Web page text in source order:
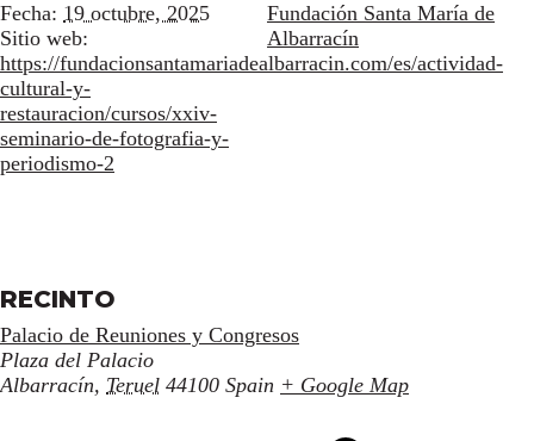
Fecha: 19 octubre, 2025
Sitio web:
https://fundacionsantamariadealbarracin.com/es/actividad-
cultural-y-
restauracion/cursos/xxiv-
seminario-de-fotografia-y-
periodismo-2
Fundación Santa María de
Albarracín
RECINTO
Palacio de Reuniones y Congresos
Plaza del Palacio
Albarracín, Teruel 44100 Spain + Google Map